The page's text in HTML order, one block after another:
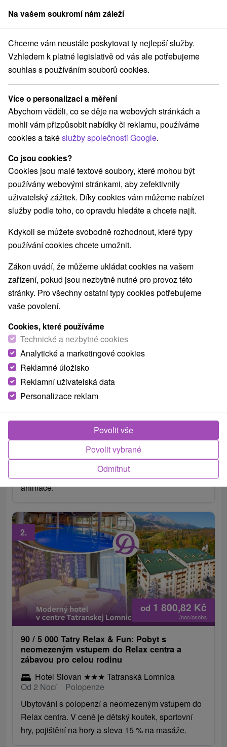
člen skupinySorger
Pobyty na Slovensku Víkendové pobyty Východné Slovensko
Víkendové pobyty Východné
Slovensko
Kategorie
Všechny kategorie
Pobyty v akci(40)
Wellness pobyty(61)
Romantické pobyty(18) Pobyty pro seniory(24)
Rodinné pobyty(52)
Vyberte lokalitu nebo termín
Nejprodávanější
od
1.
Dovolená a relax pod Lomnickým štítem:
Vodní svět, který si zamilujete
Hotel SOREA TITRIS★★★Tatranská
Lomnica
Snídaně, Polopenze
Dovolená se snídaní a polopenzí v Tatranské
Lomnici. Neomezený vstup do AQUA Relax centra
s tobogánem. Ve vybraných termínech bohaté
animace.
od 1 800,82 Kč
/noc/osoba
2.
90 / 5 000 Tatry Relax & Fun: Pobyt s
neomezeným vstupem do Relax centra a
zábavou pro celou rodinu
Hotel Slovan ★★★ Tatranská Lomnica
Od 2 Nocí
Polopenze
Ubytování s polopenzí a neomezeným vstupem do
Relax centra. V ceně je dětský koutek, sportovní
hry, pojištění na hory a sleva 15 % na masáže.
Na vašem soukromí nám záleží
Chceme vám neustále poskytovat ty nejlepší služby.
Vzhledem k platné legislativě od vás ale potřebujeme
souhlas s používáním souborů cookies.
Více o personalizaci a měření
Abychom věděli, co se děje na webových stránkách a
mohli vám přizpůsobit nabídky či reklamu, používáme
cookies a takéslužby společnosti Google.
Co jsou cookies?
Cookies jsou malé textové soubory, které mohou být
používány webovými stránkami, aby zefektivnily
uživatelský zážitek. Díky cookies vám můžeme nabízet
služby podle toho, co opravdu hledáte a chcete najít.
Kdykoli se můžete svobodně rozhodnout, které typy
používání cookies chcete umožnit.
Zákon uvádí, že můžeme ukládat cookies na vašem
zařízení, pokud jsou nezbytně nutné pro provoz této
stránky. Pro všechny ostatní typy cookies potřebujeme
vaše povolení.
Cookies, které používáme
Technické a nezbytné cookies
Analytické a marketingové cookies
Reklamné úložisko
Reklamní uživatelská data
Personalizace reklam
Odmítnut
Povolit vybrané
Povolit vše